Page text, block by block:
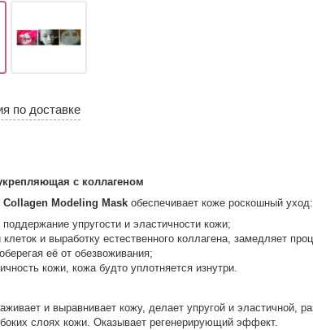
по доставке
с коллагеном
Modeling Maskобеспечивает коже роскошный уход:
упругости и эластичности кожи;
и выработку естественного коллагена, замедляет
её от обезвоживания;
кожи, кожа будто уплотняется изнутри.
и выравнивает кожу, делает упругой и
слоях кожи. Оказывает регенерирующий эффект.